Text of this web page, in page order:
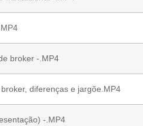
broker -.MP4
diferenças e jargõe.MP4
-.MP4